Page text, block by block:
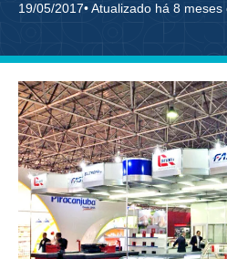
19/05/2017• Atualizado há 8 meses